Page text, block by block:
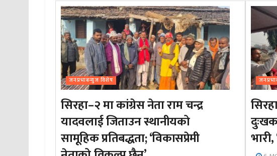
जनप्रभाबन्युज विशेष
सिरहा–२ मा कांग्रेस नेता राम चन्द्र
यादवलाई जिताउन स्थानीयको
सामूहिक प्रतिबद्धता; ‘विकासप्रेमी